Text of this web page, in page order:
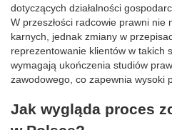
dotyczących działalności
W przeszłości radcowie prawni nie
karnych, jednak zmiany w
reprezentowanie klientów w takich
wymagają ukończenia studiów
zawodowego, co zapewnia wysoki
Jak wygląda proces